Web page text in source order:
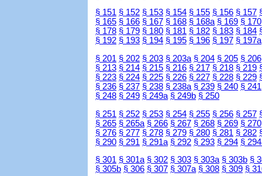
§ 151 § 152 § 153 § 154 § 155 § 156 § 157
§ 165 § 166 § 167 § 168 § 168a § 169 § 170
§ 178 § 179 § 180 § 181 § 182 § 183 § 184
§ 192 § 193 § 194 § 195 § 196 § 197 § 197a
§ 201 § 202 § 203 § 203a § 204 § 205 § 206
§ 213 § 214 § 215 § 216 § 217 § 218 § 219
§ 223 § 224 § 225 § 226 § 227 § 228 § 229
§ 236 § 237 § 238 § 238a § 239 § 240 § 241
§ 248 § 249 § 249a § 249b § 250
§ 251 § 252 § 253 § 254 § 255 § 256 § 257
§ 265 § 265a § 266 § 267 § 268 § 269 § 270
§ 276 § 277 § 278 § 279 § 280 § 281 § 282
§ 290 § 291 § 291a § 292 § 293 § 294 §
§ 301 § 301a § 302 § 303 § 303a § 303b §
§ 305b § 306 § 307 § 307a § 308 § 309 §